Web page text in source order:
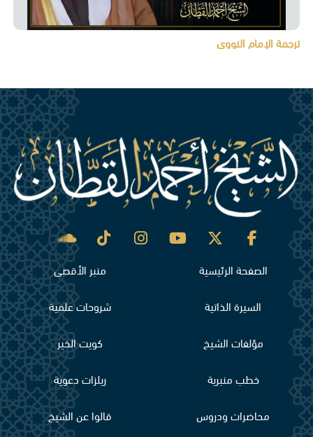
ترجمة الإمام النووي
الصفحة الرئيسية
السيرة الذاتية
مؤلفات الشيخ
خطب منبرية
محاضرات ودروس
منبر الأقصى
شروحات علمية
كويت الخير
ريلزات دعوية
قالوا عن الشيخ